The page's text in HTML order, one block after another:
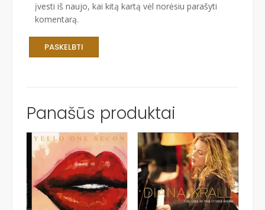
įvesti iš naujo, kai kitą kartą vėl norėsiu parašyti
komentarą.
Panašūs produktai